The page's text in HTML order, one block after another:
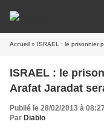
Accueil » ISRAEL : le prisonnier
ISRAEL : le
Arafat Jaradat
Publié le 28/02/2013 à 08:27
Par Diablo